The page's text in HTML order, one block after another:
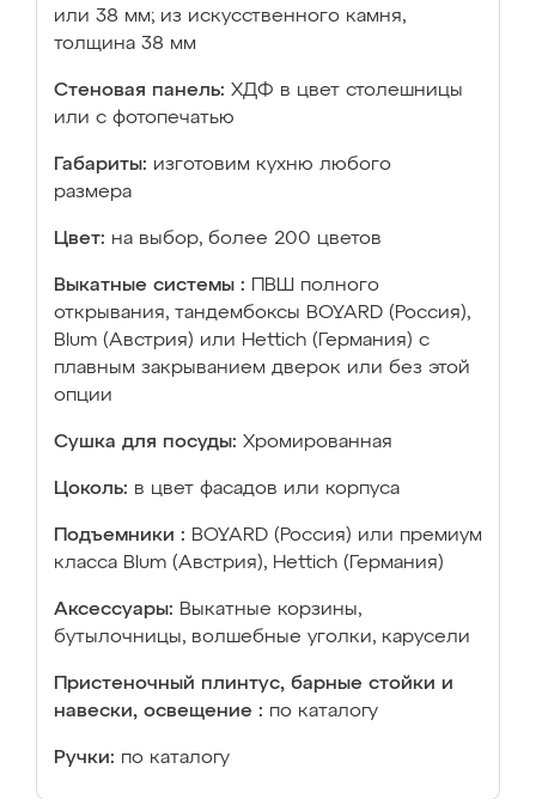
или 38 мм; из искусственного камня,
толщина 38 мм
Стеновая панель: ХДФ в цвет столешницы
или с фотопечатью
Габариты: изготовим кухню любого
размера
Цвет: на выбор, более 200 цветов
Выкатные системы :
ПВШ полного
открывания, тандембоксы BOYARD (Россия),
Blum (Австрия) или Hettich (Германия) с
плавным закрыванием дверок или без этой
опции
Сушка для посуды: Хромированная
Цоколь: в цвет фасадов или корпуса
Подъемники : BOYARD (Россия) или премиум
класса Blum (Австрия), Hettich (Германия)
Аксессуары: Выкатные корзины,
бутылочницы, волшебные уголки, карусели
Пристеночный плинтус, барные стойки и
навески, освещение : по каталогу
Ручки: по каталогу